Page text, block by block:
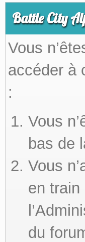
Battle City
Vous
accéder à
:
Vous
bas de
Vous
en train
du